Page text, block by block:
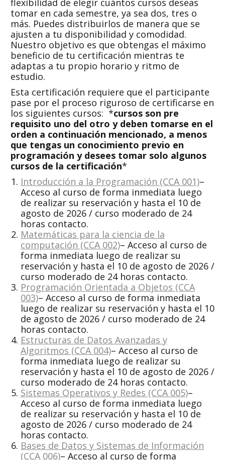
flexibilidad de elegir cuántos cursos deseas
tomar en cada semestre, ya sea dos, tres o
más. Puedes distribuirlos de manera que se
ajusten a tu disponibilidad y comodidad.
Nuestro objetivo es que obtengas el máximo
beneficio de tu certificación mientras te
adaptas a tu propio horario y ritmo de
estudio.
Esta certificación requiere que el participante
pase por el proceso riguroso de certificarse en
los siguientes cursos: *cursos son pre
requisito uno del otro y deben tomarse en el
orden a continuación mencionado, a menos
que tengas un conocimiento previo en
programación y desees tomar solo algunos
cursos de la certificación*
Introducción a la Programación (CCA 001)–
Acceso al curso de forma inmediata luego
de realizar su reservación y hasta el 10 de
agosto de 2026 / curso moderado de 24
horas contacto.
Matemáticas para la ciencia de la
computación (CCA 002)– Acceso al curso de
forma inmediata luego de realizar su
reservación y hasta el 10 de agosto de 2026 /
curso moderado de 24 horas contacto.
Programación Orientada a Objetos (CCA
003)– Acceso al curso de forma inmediata
luego de realizar su reservación y hasta el 10
de agosto de 2026 / curso moderado de 24
horas contacto.
Estructuras de Datos Avanzadas y
Algoritmos (CCA 004)– Acceso al curso de
forma inmediata luego de realizar su
reservación y hasta el 10 de agosto de 2026 /
curso moderado de 24 horas contacto.
Sistemas Operativos y Redes (CCA 005)–
Acceso al curso de forma inmediata luego
de realizar su reservación y hasta el 10 de
agosto de 2026 / curso moderado de 24
horas contacto.
Bases de Datos y Sistemas de Información
(CCA 006)– Acceso al curso de forma